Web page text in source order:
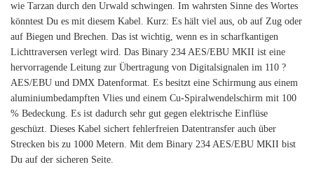
wie Tarzan durch den Urwald schwingen. Im wahrsten Sinne des Wortes
könntest Du es mit diesem Kabel. Kurz: Es hält viel aus, ob auf Zug oder
auf Biegen und Brechen. Das ist wichtig, wenn es in scharfkantigen
Lichttraversen verlegt wird. Das Binary 234 AES/EBU MKII ist eine
hervorragende Leitung zur Übertragung von Digitalsignalen im 110 ?
AES/EBU und DMX Datenformat. Es besitzt eine Schirmung aus einem
aluminiumbedampften Vlies und einem Cu-Spiralwendelschirm mit 100
% Bedeckung. Es ist dadurch sehr gut gegen elektrische Einflüse
geschüzt. Dieses Kabel sichert fehlerfreien Datentransfer auch über
Strecken bis zu 1000 Metern. Mit dem Binary 234 AES/EBU MKII bist
Du auf der sicheren Seite.